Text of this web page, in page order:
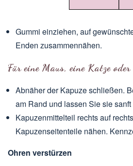
Gummi einziehen, auf
Enden zusammennähen.
Für eine Maus, eine Katze
Abnäher der Kapuze schließen.
am Rand und lassen Sie sie
Kapuzenmittelteil rechts auf
Kapuzenseitenteile nähen.
Ohren verstürzen